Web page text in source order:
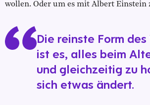
wollen. Oder um es mit Albert Einstein
Die reinste Form des
ist es, alles beim
und gleichzeitig zu
sich etwas ändert.